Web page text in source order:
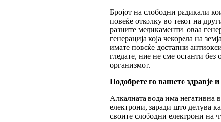
Бројот на слободни радикали
повеќе отколку во текот на
разните медикаменти, оваа
генерација која чекорела на
имате повеќе достапни
гледате, ние не сме останти
организмот.
Подобрете го вашето здравје
Алкалната вода има негативна
електрони, заради што делува
своите слободни електрони на